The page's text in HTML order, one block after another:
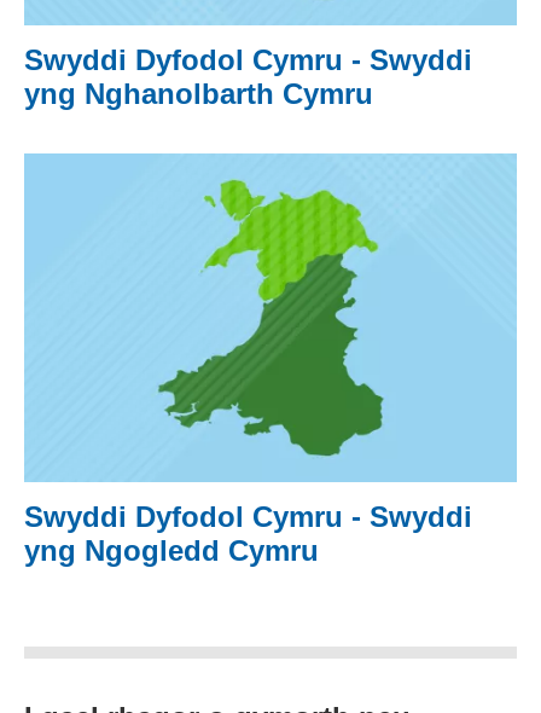
Swyddi Dyfodol Cymru - Swyddi
yng Nghanolbarth Cymru
Swyddi Dyfodol Cymru - Swyddi
yng Ngogledd Cymru